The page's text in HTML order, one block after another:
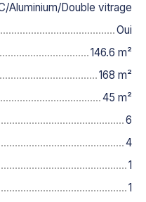
Aluminium/Double vitrage
Oui
146.6 m²
168 m²
45 m²
6
4
1
1